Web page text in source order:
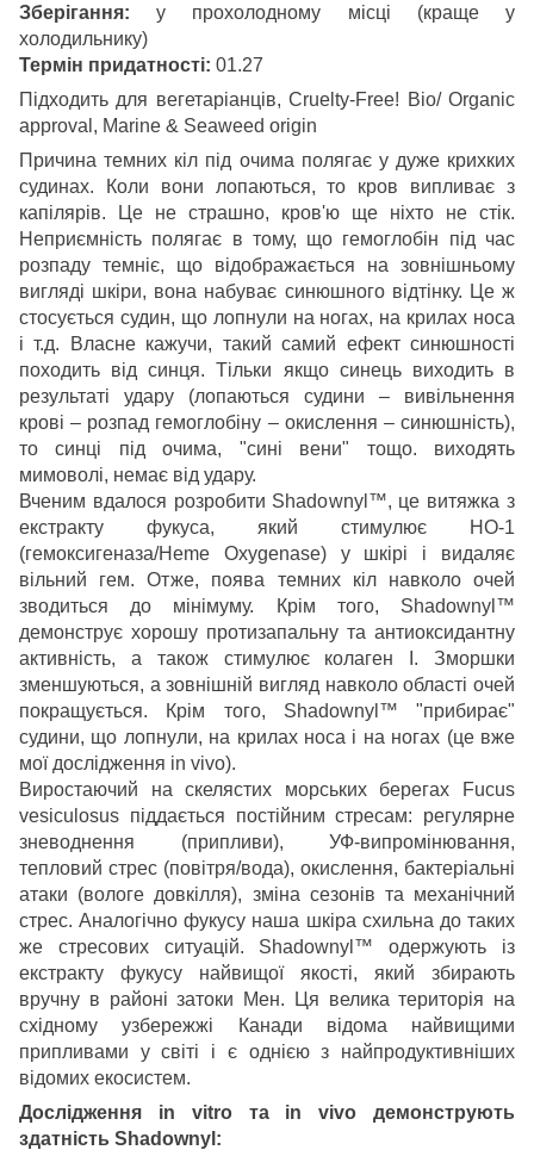
Зберігання: у прохолодному місці (краще у
холодильнику)
Термін придатності: 01.27
Підходить для вегетаріанців, Cruelty-Free! Bio/ Organic
approval, Marine & Seaweed origin
Причина темних кіл під очима полягає у дуже крихких
судинах. Коли вони лопаються, то кров випливає з
капілярів. Це не страшно, кров'ю ще ніхто не стік.
Неприємність полягає в тому, що гемоглобін під час
розпаду темніє, що відображається на зовнішньому
вигляді шкіри, вона набуває синюшного відтінку. Це ж
стосується судин, що лопнули на ногах, на крилах носа
і т.д. Власне кажучи, такий самий ефект синюшності
походить від синця. Тільки якщо синець виходить в
результаті удару (лопаються судини – вивільнення
крові – розпад гемоглобіну – окислення – синюшність),
то синці під очима, "сині вени" тощо. виходять
мимоволі, немає від удару.
Вченим вдалося розробити Shadownyl™, це витяжка з
екстракту фукуса, який стимулює HO-1
(гемоксигеназа/Heme Oxygenase) у шкірі і видаляє
вільний гем. Отже, поява темних кіл навколо очей
зводиться до мінімуму. Крім того, Shadownyl™
демонструє хорошу протизапальну та антиоксидантну
активність, а також стимулює колаген I. Зморшки
зменшуються, а зовнішній вигляд навколо області очей
покращується. Крім того, Shadownyl™ "прибирає"
судини, що лопнули, на крилах носа і на ногах (це вже
мої дослідження in vivo).
Виростаючий на скелястих морських берегах Fucus
vesiculosus піддається постійним стресам: регулярне
зневоднення (припливи), УФ-випромінювання,
тепловий стрес (повітря/вода), окислення, бактеріальні
атаки (вологе довкілля), зміна сезонів та механічний
стрес. Аналогічно фукусу наша шкіра схильна до таких
же стресових ситуацій. Shadownyl™ одержують із
екстракту фукусу найвищої якості, який збирають
вручну в районі затоки Мен. Ця велика територія на
східному узбережжі Канади відома найвищими
припливами у світі і є однією з найпродуктивніших
відомих екосистем.
Дослідження in vitro та in vivo демонструють
здатність Shadownyl: